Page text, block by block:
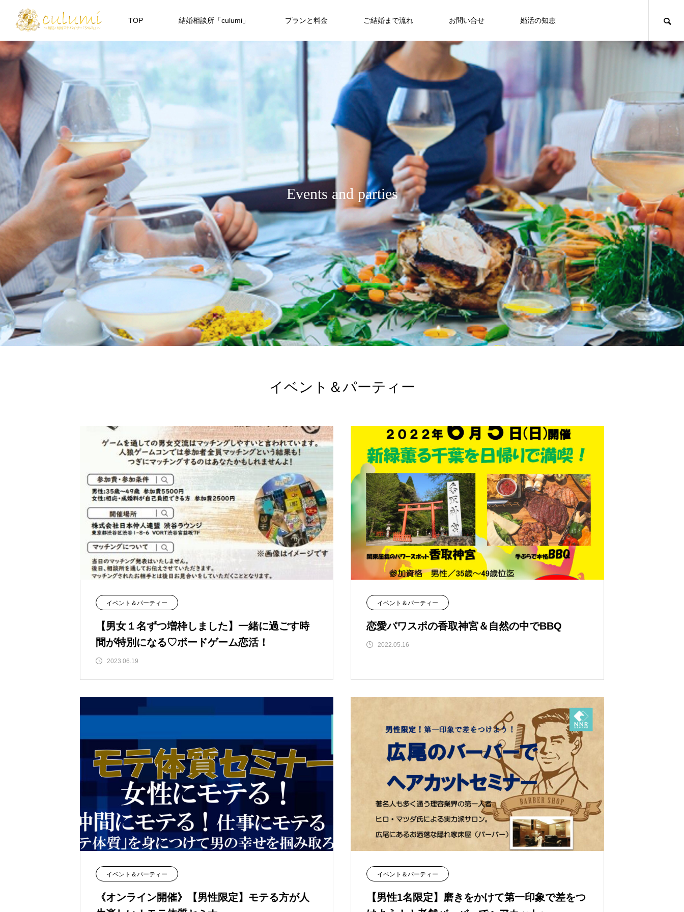
TOP 結婚相談所「culumi」 プランと料金 ご結婚まで流れ お問い合せ 婚活の知恵
Events and parties
イベント＆パーティー
イベント＆パーティー
【男女１名ずつ増枠しました】一緒に過ごす時
間が特別になる♡ボードゲーム恋活！
2023.06.19
イベント＆パーティー
恋愛パワスポの香取神宮＆自然の中でBBQ
2022.05.16
イベント＆パーティー
《オンライン開催》【男性限定】モテる方が人
イベント＆パーティー
【男性1名限定】磨きをかけて第一印象で差をつ